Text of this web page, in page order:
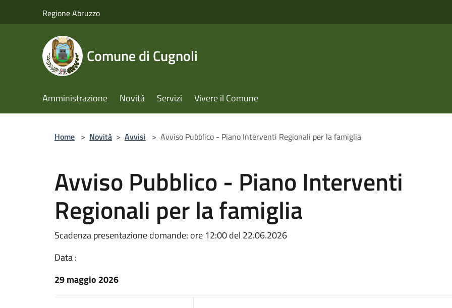
Regione Abruzzo
Comune di Cugnoli
Amministrazione Novità Servizi Vivere il Comune
Home > Novità > Avvisi > Avviso Pubblico - Piano Interventi Regionali per la famiglia
Avviso Pubblico - Piano Interventi
Regionali per la famiglia
Scadenza presentazione domande: ore 12:00 del 22.06.2026
Data :
29 maggio 2026